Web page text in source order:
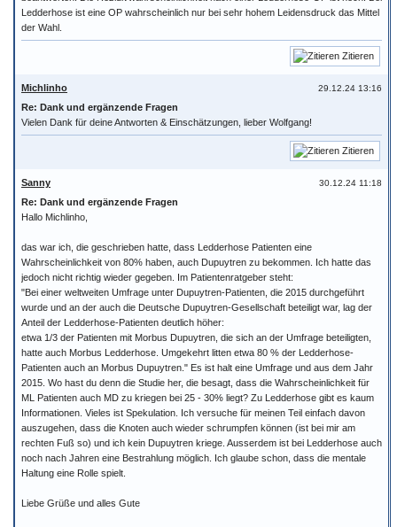
Ledderhose ist eine OP wahrscheinlich nur bei sehr hohem Leidensdruck das Mittel
der Wahl.
Zitieren
29.12.24 13:16
Michlinho
Re: Dank und ergänzende Fragen
Vielen Dank für deine Antworten & Einschätzungen, lieber Wolfgang!
Zitieren
30.12.24 11:18
Sanny
Re: Dank und ergänzende Fragen
Hallo Michlinho,
das war ich, die geschrieben hatte, dass Ledderhose Patienten eine
Wahrscheinlichkeit von 80% haben, auch Dupuytren zu bekommen. Ich hatte das
jedoch nicht richtig wieder gegeben. Im Patientenratgeber steht:
"Bei einer weltweiten Umfrage unter Dupuytren-Patienten, die 2015 durchgeführt
wurde und an der auch die Deutsche Dupuytren-Gesellschaft beteiligt war, lag der
Anteil der Ledderhose-Patienten deutlich höher:
etwa 1/3 der Patienten mit Morbus Dupuytren, die sich an der Umfrage beteiligten,
hatte auch Morbus Ledderhose. Umgekehrt litten etwa 80 % der Ledderhose-
Patienten auch an Morbus Dupuytren." Es ist halt eine Umfrage und aus dem Jahr
2015. Wo hast du denn die Studie her, die besagt, dass die Wahrscheinlichkeit für
ML Patienten auch MD zu kriegen bei 25 - 30% liegt? Zu Ledderhose gibt es kaum
Informationen. Vieles ist Spekulation. Ich versuche für meinen Teil einfach davon
auszugehen, dass die Knoten auch wieder schrumpfen können (ist bei mir am
rechten Fuß so) und ich kein Dupuytren kriege. Ausserdem ist bei Ledderhose auch
noch nach Jahren eine Bestrahlung möglich. Ich glaube schon, dass die mentale
Haltung eine Rolle spielt.
Liebe Grüße und alles Gute